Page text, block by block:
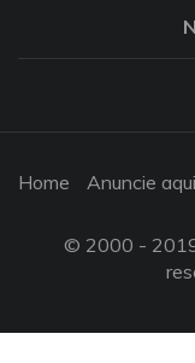
Home Anuncie aqui
© 2000 - 2019